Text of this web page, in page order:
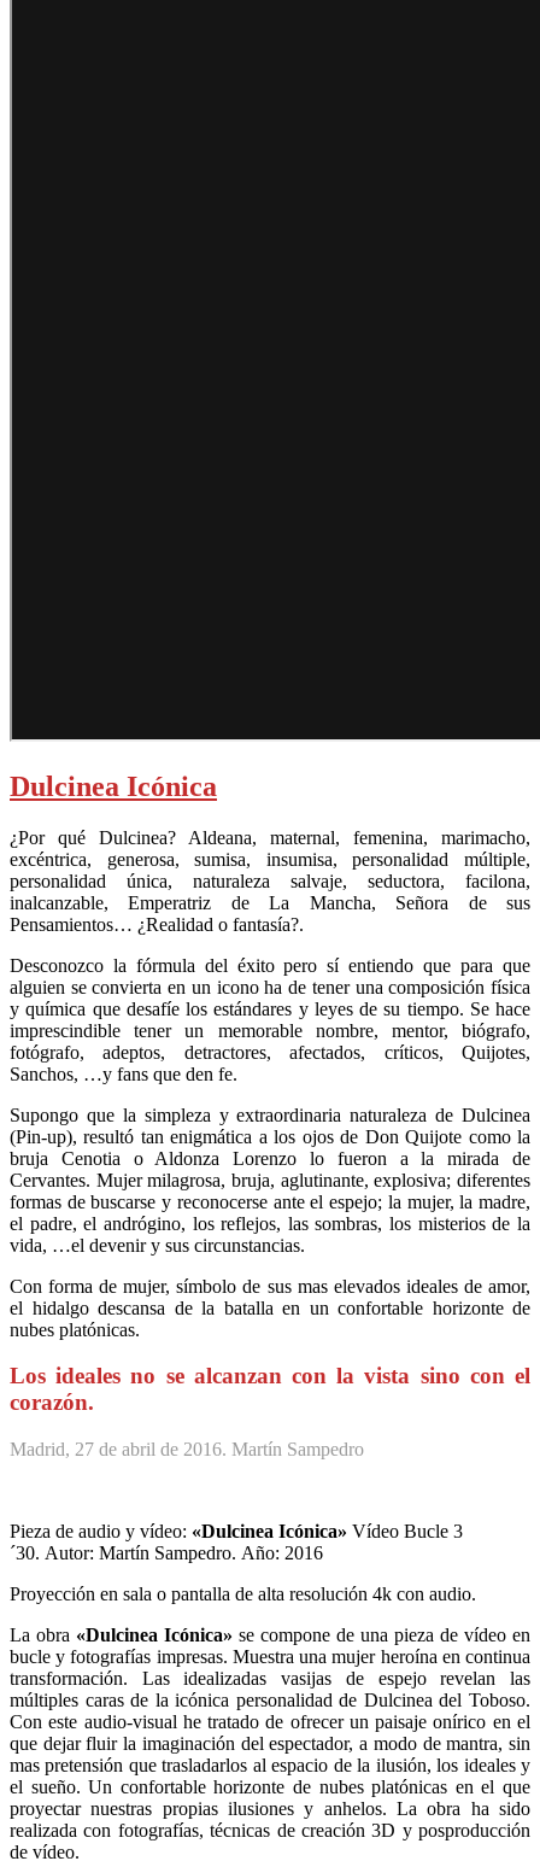
Dulcinea Icónica
¿Por qué Dulcinea? Aldeana, maternal, femenina, marimacho,
excéntrica, generosa, sumisa, insumisa, personalidad múltiple,
personalidad única, naturaleza salvaje, seductora, facilona,
inalcanzable, Emperatriz de La Mancha, Señora de sus
Pensamientos… ¿Realidad o fantasía?.
Desconozco la fórmula del éxito pero sí entiendo que para que
alguien se convierta en un icono ha de tener una composición física
y química que desafíe los estándares y leyes de su tiempo. Se hace
imprescindible tener un memorable nombre, mentor, biógrafo,
fotógrafo, adeptos, detractores, afectados, críticos, Quijotes,
Sanchos, …y fans que den fe.
Supongo que la simpleza y extraordinaria naturaleza de Dulcinea
(Pin-up), resultó tan enigmática a los ojos de Don Quijote como la
bruja Cenotia o Aldonza Lorenzo
lo fueron a la mirada de
Cervantes. Mujer milagrosa, bruja, aglutinante, explosiva; diferentes
formas de buscarse y reconocerse ante el espejo; la mujer, la madre,
el padre, el andrógino, los reflejos, las sombras, los misterios de la
vida, …el devenir y sus circunstancias.
Con forma de mujer, símbolo de sus mas elevados ideales de amor,
el hidalgo descansa de la batalla en un confortable horizonte de
nubes platónicas.
Los ideales no se alcanzan con la vista sino con el
corazón.
Madrid, 27 de abril de 2016. Martín Sampedro
Pieza de audio y vídeo: «Dulcinea Icónica» Vídeo Bucle 3
´30. Autor: Martín Sampedro. Año: 2016
Proyección en sala o pantalla de alta resolución 4k con audio.
La obra «Dulcinea Icónica» se compone de una pieza de vídeo en
bucle y fotografías impresas. Muestra una mujer heroína en continua
transformación. Las idealizadas vasijas de espejo revelan las
múltiples caras de la icónica personalidad de Dulcinea del Toboso.
Con este audio-visual he tratado de ofrecer un paisaje onírico en el
que dejar fluir la imaginación del espectador, a modo de mantra, sin
mas pretensión que trasladarlos al espacio de la ilusión, los ideales y
el sueño. Un confortable horizonte de nubes platónicas en el que
proyectar nuestras propias ilusiones y anhelos. La obra ha sido
realizada con fotografías, técnicas de creación 3D y posproducción
de vídeo.